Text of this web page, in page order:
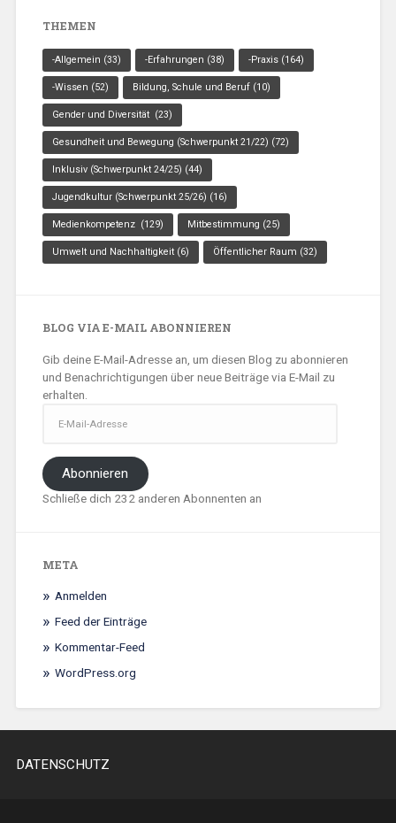
THEMEN
-Allgemein (33) -Erfahrungen (38) -Praxis(164)
-Wissen (52) Bildung, Schule und Beruf(10)
Gender und Diversität (23)
Gesundheit und Bewegung (Schwerpunkt 21/22) (72)
Inklusiv (Schwerpunkt 24/25) (44)
Jugendkultur (Schwerpunkt 25/26) (16)
Medienkompetenz (129) Mitbestimmung (25)
Umwelt und Nachhaltigkeit(6) Öffentlicher Raum (32)
BLOG VIA E-MAIL ABONNIEREN
Gib deine E-Mail-Adresse an, um diesen Blog zu abonnieren
und Benachrichtigungen über neue Beiträge via E-Mail zu
erhalten.
Mail-
Adresse
Abonnieren
Schließe dich 232 anderen Abonnenten an
META
Anmelden
Feed der Einträge
Kommentar-Feed
WordPress.org
DATENSCHUTZ